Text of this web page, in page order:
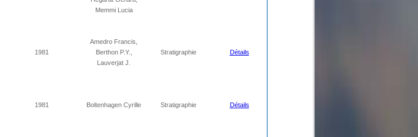
Memmi Lucia
1981
Amedro Francis,
Berthon P.Y.,
Lauverjat J.
Stratigraphie Détails
1981 Boltenhagen Cyrille Stratigraphie Détails